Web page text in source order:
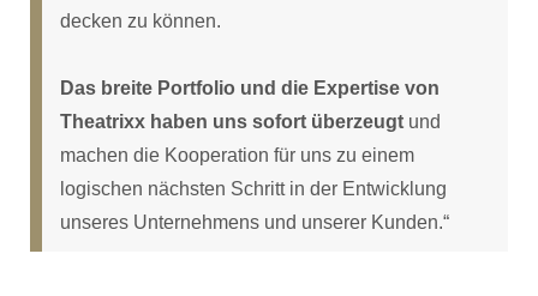
decken zu können.
Das breite Portfolio und die Expertise von
Theatrixx haben uns sofort überzeugt und
machen die Kooperation für uns zu einem
logischen nächsten Schritt in der Entwicklung
unseres Unternehmens und unserer Kunden.“